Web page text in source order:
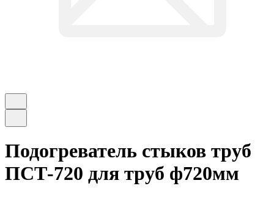
Подогреватель стыков труб
ПСТ-720 для труб ф720мм